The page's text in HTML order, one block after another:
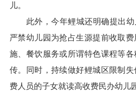
儿。
此外，今年鲤城还明确提出幼
严禁幼儿园为抢占生源提前收取
施、餐饮服务或所谓特色课程等
传。同时，持续做好鲤城区限制
费人员的子女就读高收费民办幼儿